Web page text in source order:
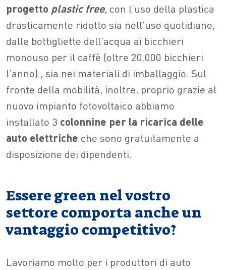
progetto plastic free, con l’uso della plastica
drasticamente ridotto sia nell’uso quotidiano,
dalle bottigliette dell’acqua ai bicchieri
monouso per il caffè (oltre 20.000 bicchieri
l’anno) , sia nei materiali di imballaggio. Sul
fronte della mobilità, inoltre, proprio grazie al
nuovo impianto fotovoltaico abbiamo
installato 3 colonnine per la ricarica delle
auto elettriche che sono gratuitamente a
disposizione dei dipendenti.
Essere green nel vostro
settore comporta anche un
vantaggio competitivo?
Lavoriamo molto per i produttori di auto